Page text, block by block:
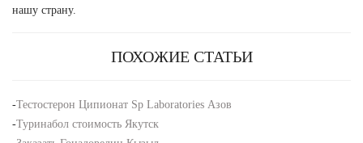
нашу страну.
ПОХОЖИЕ СТАТЬИ
-Тестостерон Ципионат Sp Laboratories Азов
-Туринабол стоимость Якутск